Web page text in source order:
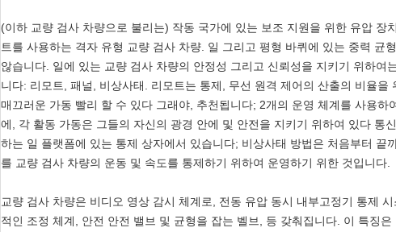
(이하 교량 검사 차량으로 불리는) 작동 국가에 있는 보조 지원을 위한 유압 장
트를 사용하는 격자 유형 교량 검사 차량. 일 그리고 평형 바퀴에 있는 중력 균
않습니다. 일에 있는 교량 검사 차량의 안정성 그리고 신뢰성을 지키기 위하여
니다: 리모트, 패널, 비상사태. 리모트는 통제, 무선 원격 제어의 산출의 비율을
매끄러운 가동 빨리 할 수 있다 그래야, 추천됩니다; 2개의 운영 체계를 사용하
에, 각 활동 가동은 그들의 자신의 광경 안에 및 안전을 지키기 위하여 있다 통
하는 일 플랫폼에 있는 통제 상자에서 있습니다; 비상사태 방법은 처음부터 끝
를 교량 검사 차량의 운동 및 속도를 통제하기 위하여 운영하기 위한 것입니다.
교량 검사 차량은 비디오 영상 감시 체계로, 전동 유압 동시 내부고정기 통제
적인 조정 체계, 안전 안전 밸브 및 균형을 잡는 벨브, 등 갖춰집니다. 이 특징